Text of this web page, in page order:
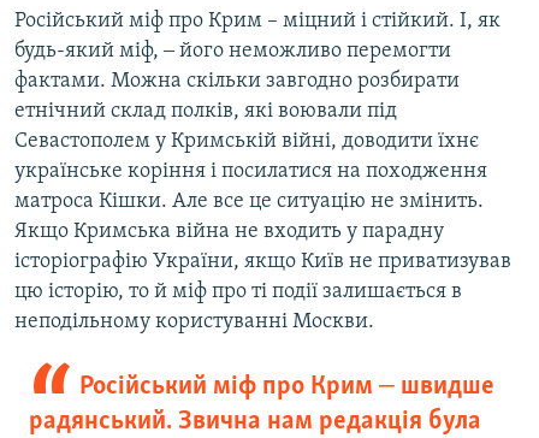
Російський міф про Крим – міцний і стійкий. І, як
будь-який міф, ‒ його неможливо перемогти
фактами. Можна скільки завгодно розбирати
етнічний склад полків, які воювали під
Севастополем у Кримській війні, доводити їхнє
українське коріння і посилатися на походження
матроса Кішки. Але все це ситуацію не змінить.
Якщо Кримська війна не входить у парадну
історіографію України, якщо Київ не приватизував
цю історію, то й міф про ті події залишається в
неподільному користуванні Москви.
Російський міф про Крим ‒ швидше
радянський. Звична нам редакція була